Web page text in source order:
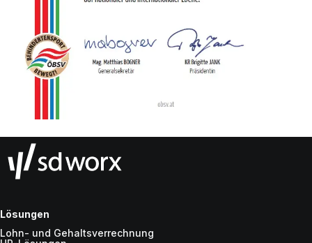
Lösungen
Lohn- und Gehaltsverrechnung